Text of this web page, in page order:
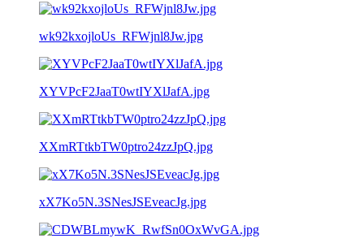
wk92kxojloUs_RFWjnl8Jw.jpg
XYVPcF2JaaT0wtIYXlJafA.jpg
XXmRTtkbTW0ptro24zzJpQ.jpg
xX7Ko5N.3SNesJSEveacJg.jpg